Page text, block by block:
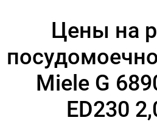
Цены на
Miele G
ED230